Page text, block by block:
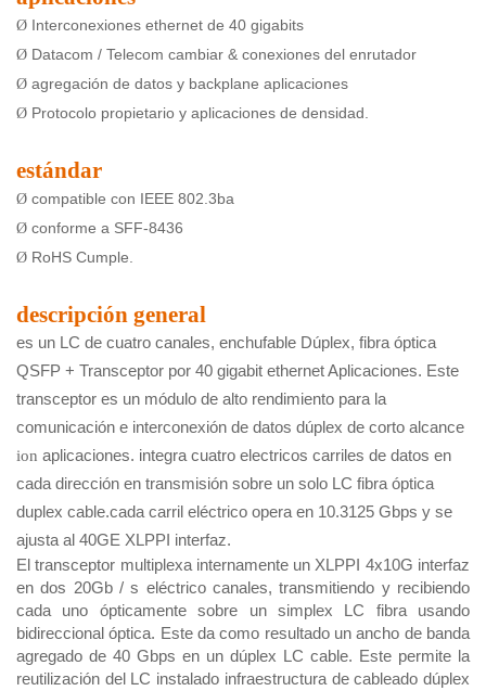
Ø Interconexiones ethernet de 40 gigabits
Ø Datacom / Telecom cambiar & conexiones del enrutador
Ø agregación de datos y backplane aplicaciones
Ø Protocolo propietario y aplicaciones de densidad.
estándar
Ø compatible con IEEE 802.3ba
Ø conforme a SFF-8436
Ø RoHS Cumple.
descripción general
es un LC de cuatro canales, enchufable Dúplex, fibra óptica
QSFP + Transceptor por 40 gigabit ethernet Aplicaciones. Este
transceptor es un módulo de alto rendimiento para la
comunicación e interconexión de datos dúplex de corto alcance
ion aplicaciones. integra cuatro electricos carriles de datos en
cada dirección en transmisión sobre un solo LC fibra óptica
duplex cable.cada carril eléctrico opera en 10.3125 Gbps y se
ajusta al 40GE XLPPI interfaz.
El transceptor multiplexa internamente un XLPPI 4x10G interfaz
en dos 20Gb / s eléctricocanales, transmitiendo y recibiendo
cada uno ópticamente sobre un simplex LC fibra usando
bidireccional óptica. Este da como resultado un ancho de banda
agregado de 40 Gbps en un dúplex LC cable. Este permite la
reutilización del LC instalado infraestructura de cableado dúplex